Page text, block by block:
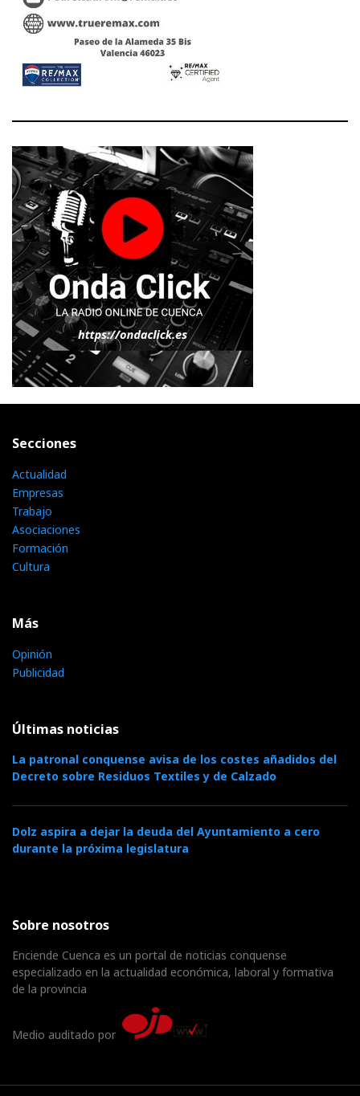
Secciones
Actualidad
Empresas
Trabajo
Asociaciones
Formación
Cultura
Más
Opinión
Publicidad
Últimas noticias
La patronal conquense avisa de los costes añadidos del
Decreto sobre Residuos Textiles y de Calzado
Dolz aspira a dejar la deuda del Ayuntamiento a cero
durante la próxima legislatura
Sobre nosotros
Enciende Cuenca es un portal de noticias conquense
especializado en la actualidad económica, laboral y formativa
de la provincia
Medio auditado por